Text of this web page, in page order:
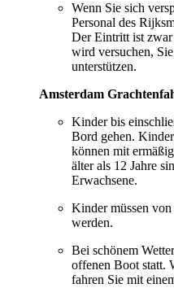
Wenn Sie sich
Personal des
Der Eintritt ist zwar
wird versuchen,
unterstützen.
Amsterdam
Kinder bis
Bord gehen.
können mit
älter als 12 Jahre
Erwachsene.
Kinder müssen
werden.
Bei schönem
offenen Boot statt.
fahren Sie mit